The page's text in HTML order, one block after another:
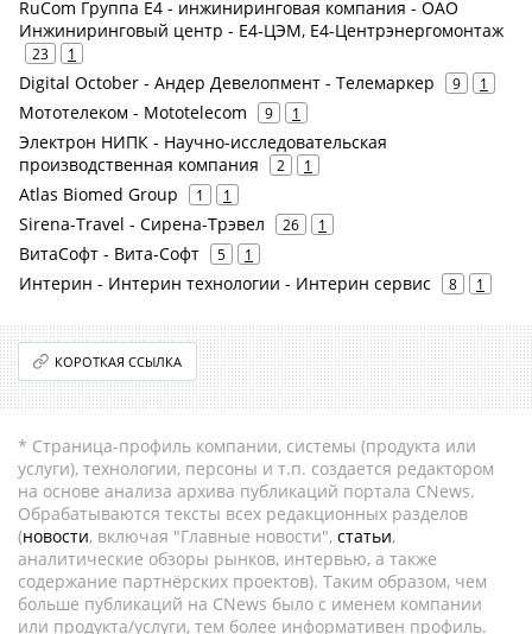
RuCom Группа E4 - инжиниринговая компания - ОАО
Инжиниринговый центр - Е4-ЦЭМ, Е4-Центрэнергомонтаж
23 1
Digital October - Андер Девелопмент - Телемаркер 9 1
Мототелеком - Mototelecom 9 1
Электрон НИПК - Научно-исследовательская
производственная компания
2 1
Atlas Biomed Group 1 1
Sirena-Travel - Сирена-Трэвел 26 1
ВитаСофт - Вита-Софт 5 1
Интерин - Интерин технологии - Интерин сервис 8 1
КОРОТКАЯ ССЫЛКА
* Страница-профиль компании, системы (продукта или
услуги), технологии, персоны и т.п. создается редактором
на основе анализа архива публикаций портала CNews.
Обрабатываются тексты всех редакционных разделов
(новости, включая "Главные новости", статьи,
аналитические обзоры рынков, интервью, а также
содержание партнёрских проектов). Таким образом, чем
больше публикаций на CNews было с именем компании
или продукта/услуги, тем более информативен профиль.